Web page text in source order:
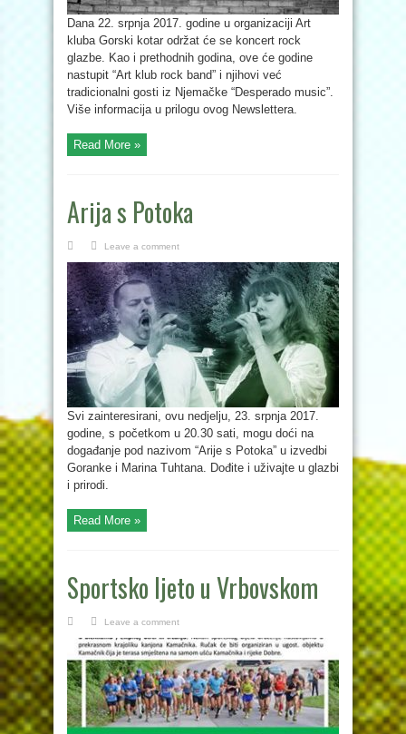
Dana 22. srpnja 2017. godine u organizaciji Art
kluba Gorski kotar održat će se koncert rock
glazbe. Kao i prethodnih godina, ove će godine
nastupit “Art klub rock band” i njihovi već
tradicionalni gosti iz Njemačke “Desperado music”.
Više informacija u prilogu ovog Newslettera.
Read More »
Arija s Potoka
Leave a comment
Svi zainteresirani, ovu nedjelju, 23. srpnja 2017.
godine, s početkom u 20.30 sati, mogu doći na
događanje pod nazivom “Arije s Potoka” u izvedbi
Goranke i Marina Tuhtana. Dođite i uživajte u glazbi
i prirodi.
Read More »
Sportsko ljeto u Vrbovskom
Leave a comment